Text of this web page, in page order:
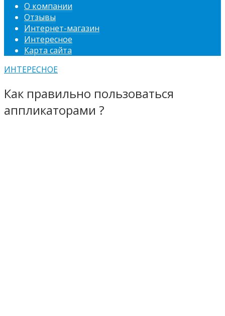
О компании
Отзывы
Интернет-магазин
Интересное
Карта сайта
ИНТЕРЕСНОЕ
Как правильно пользоваться
аппликаторами ?